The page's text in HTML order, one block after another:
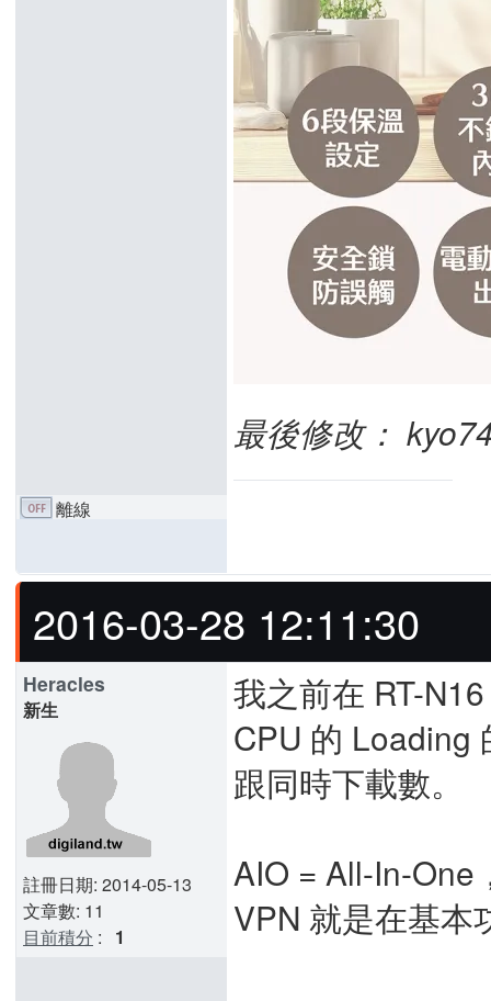
最後修改：
離線
2016-03-28 12:11:30
Heracles
新生
註冊日期: 2014-05-13
文章數: 11
目前積分 : 1
我之前在 RT-
CPU 的 Loading
跟同時下載數。
AIO = All-In-One
VPN 就是在基本